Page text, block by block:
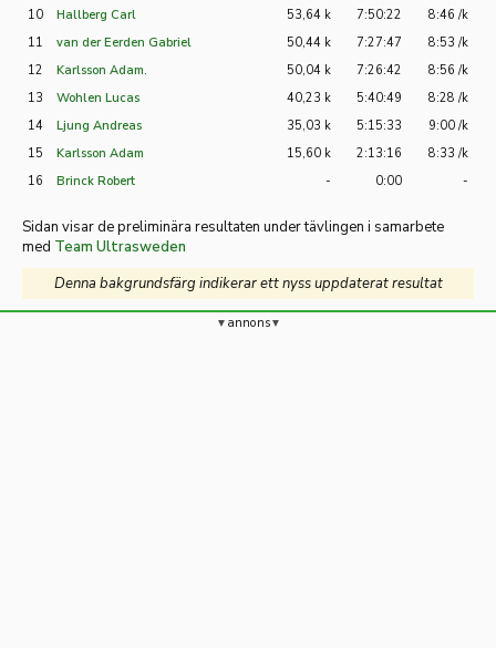
10
Hallberg Carl 53,64 k 7:50:22
8:46 /k
11
van der Eerden Gabriel 50,44 k 7:27:47
8:53 /k
12
Karlsson Adam. 50,04 k 7:26:42
8:56 /k
13
Wohlen Lucas 40,23 k 5:40:49
8:28 /k
14
Ljung Andreas 35,03 k 5:15:33
9:00 /k
15
Karlsson Adam 15,60 k 2:13:16
8:33 /k
16
Brinck Robert - 0:00 -
Sidan visar de preliminära resultaten under tävlingen i samarbete
med Team Ultrasweden
Denna bakgrundsfärg indikerar ett nyss uppdaterat resultat
annons